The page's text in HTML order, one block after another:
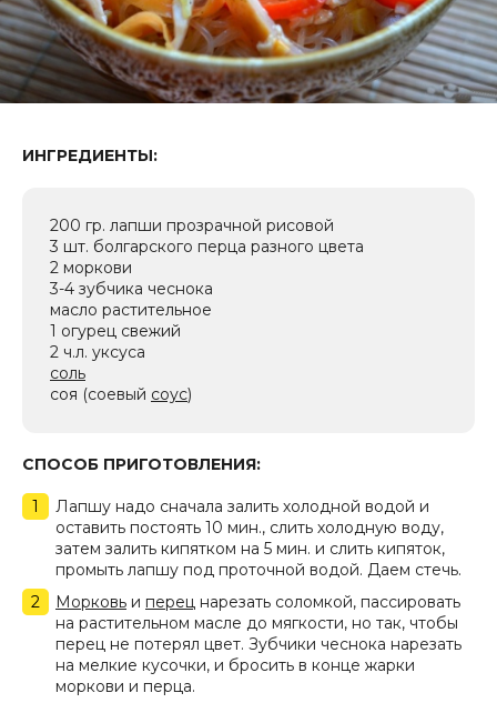
ИНГРЕДИЕНТЫ:
200 гр. лапши прозрачной рисовой
3 шт. болгарского перца разного цвета
2 моркови
3-4 зубчика чеснока
масло растительное
1 огурец свежий
2 ч.л. уксуса
соль
соя (соевый соус)
СПОСОБ ПРИГОТОВЛЕНИЯ:
Лапшу надо сначала залить холодной водой и
оставить постоять 10 мин., слить холодную воду,
затем залить кипятком на 5 мин. и слить кипяток,
промыть лапшу под проточной водой. Даем стечь.
Морковь и перец нарезать соломкой, пассировать
на растительном масле до мягкости, но так, чтобы
перец не потерял цвет. Зубчики чеснока нарезать
на мелкие кусочки, и бросить в конце жарки
моркови и перца.